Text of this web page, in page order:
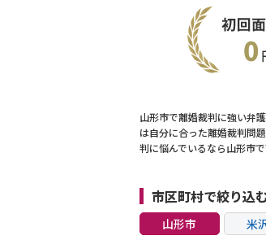
山形市で離婚裁判に強い弁
は自分に合った離婚裁判問
判に悩んでいるなら山形市
市区町村で絞り込
山形市 米